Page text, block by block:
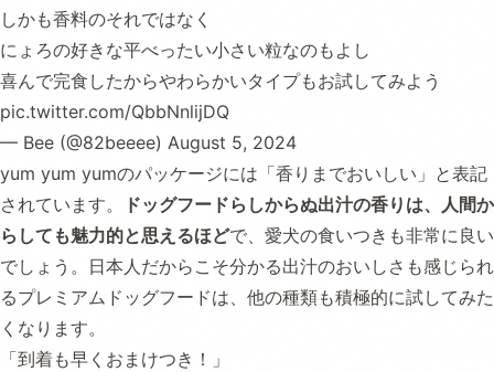
しかも香料のそれではなく
にょろの好きな平べったい小さい粒なのもよし
喜んで完食したからやわらかいタイプもお試してみよう
pic.twitter.com/QbbNnlijDQ
— Bee (@82beeee) August 5, 2024
yum yum yumのパッケージには「香りまでおいしい」と表記
されています。
ドッグフードらしからぬ出汁の香りは、人間か
らしても魅力的と思えるほどで、愛犬の食いつきも非常に良い
でしょう。日本人だからこそ分かる出汁のおいしさも感じられ
るプレミアムドッグフードは、他の種類も積極的に試してみた
くなります。
「到着も早くおまけつき！」